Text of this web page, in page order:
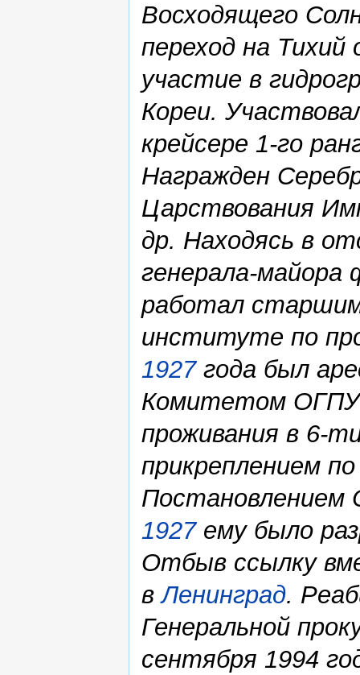
Восходящего
переход на Тихий
участие в
Кореи.
крейсере 1-го
Награжден
Царствования
др. Находясь в
генерала-майора
работал
институте по
1927года был
Комитетом ОГПУ
проживания в 6-
прикреплением
1927ему было
Отбыв ссылку
вЛенинград.
Генеральной
сентября 1994